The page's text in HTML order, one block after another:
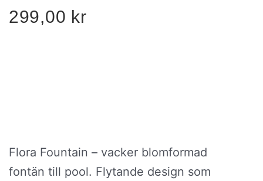
299,00 kr
Flora Fountain – vacker blomformad
fontän till pool. Flytande design som